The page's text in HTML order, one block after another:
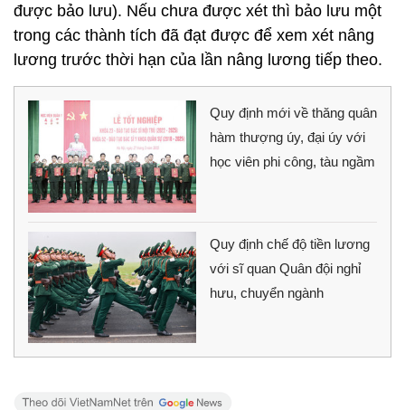
được bảo lưu). Nếu chưa được xét thì bảo lưu một
trong các thành tích đã đạt được để xem xét nâng
lương trước thời hạn của lần nâng lương tiếp theo.
Quy định mới về thăng quân
hàm thượng úy, đại úy với
học viên phi công, tàu ngầm
Quy định chế độ tiền lương
với sĩ quan Quân đội nghỉ
hưu, chuyển ngành